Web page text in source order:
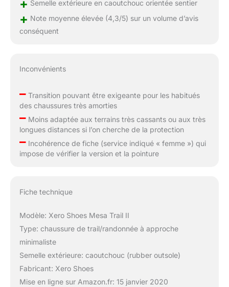
+ Semelle extérieure en caoutchouc orientée sentier
+ Note moyenne élevée (4,3/5) sur un volume d’avis
conséquent
Inconvénients
–Transition pouvant être exigeante pour les habitués
des chaussures très amorties
–Moins adaptée aux terrains très cassants ou aux très
longues distances si l’on cherche de la protection
–Incohérence de fiche (service indiqué « femme ») qui
impose de vérifier la version et la pointure
Fiche technique
Modèle: Xero Shoes Mesa Trail II
Type: chaussure de trail/randonnée à approche
minimaliste
Semelle extérieure: caoutchouc (rubber outsole)
Fabricant: Xero Shoes
Mise en ligne sur Amazon.fr: 15 janvier 2020